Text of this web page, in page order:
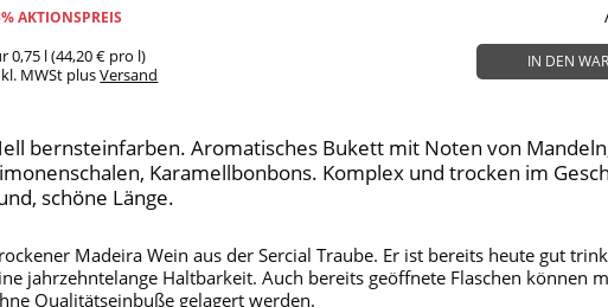
AKTIONSPREIS
0,75 l (44,20 € pro l)
MWSt plusVersand
IN DEN
bernsteinfarben. Aromatisches Bukett mit Noten von
Karamellbonbons. Komplex und trocken im
schöne Länge.
Madeira Wein aus der Sercial Traube. Er ist bereits heute gut
jahrzehntelange Haltbarkeit. Auch bereits geöffnete Flaschen können
Qualitätseinbuße gelagert werden.